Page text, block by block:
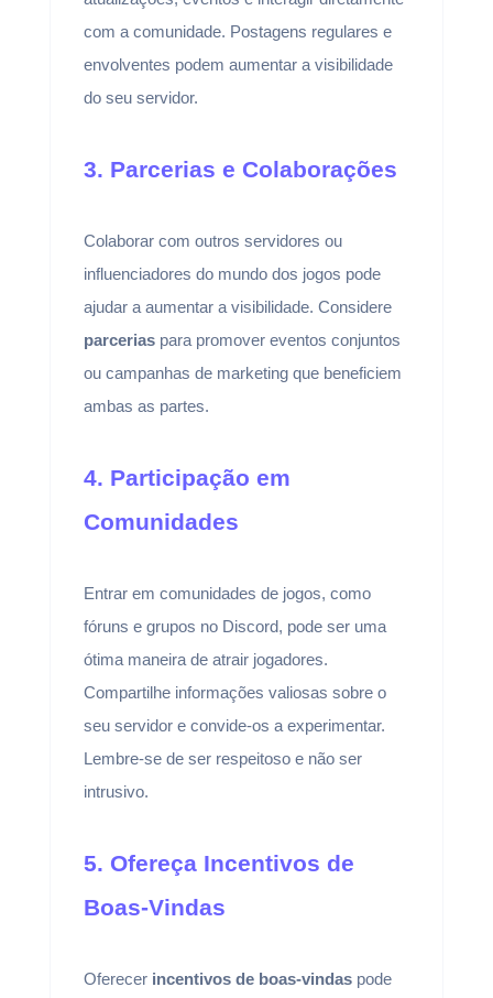
com a comunidade. Postagens regulares e
envolventes podem aumentar a visibilidade
do seu servidor.
3. Parcerias e Colaborações
Colaborar com outros servidores ou
influenciadores do mundo dos jogos pode
ajudar a aumentar a visibilidade. Considere
parceriaspara promover eventos conjuntos
ou campanhas de marketing que beneficiem
ambas as partes.
4. Participação em
Comunidades
Entrar em comunidades de jogos, como
fóruns e grupos no Discord, pode ser uma
ótima maneira de atrair jogadores.
Compartilhe informações valiosas sobre o
seu servidor e convide-os a experimentar.
Lembre-se de ser respeitoso e não ser
intrusivo.
5. Ofereça Incentivos de
Boas-Vindas
Oferecer incentivos de boas-vindaspode